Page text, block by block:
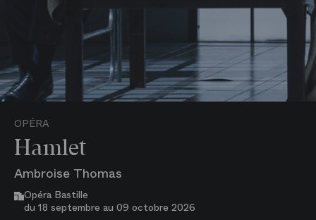
OPÉRA
Hamlet
Ambroise Thomas
Opéra Bastille
du 18 septembre au 09 octobre 2026